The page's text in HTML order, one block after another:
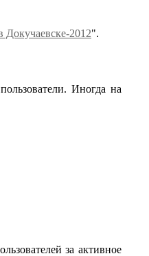
2012".
Иногда на
за активное